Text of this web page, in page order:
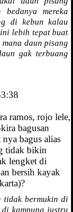
mereka
di kebun kalau
lebih tepat buat
daun pisang
gak terbuang
ramos, rojo lele,
bagusan
bagus alias
tidak bikin
lengket di
bersih kayak
tidak bermukin di
kampung justru